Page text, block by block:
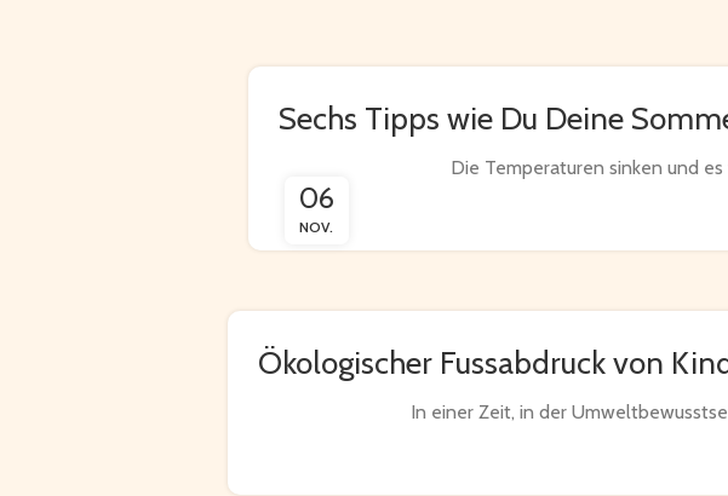
06
NOV.
Sechs Tipps wie Du Deine
Die Temperaturen sinken und
Ökologischer Fussabdruck von
In einer Zeit, in der